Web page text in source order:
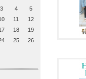
3 4
5
11
12
18
19
25
26